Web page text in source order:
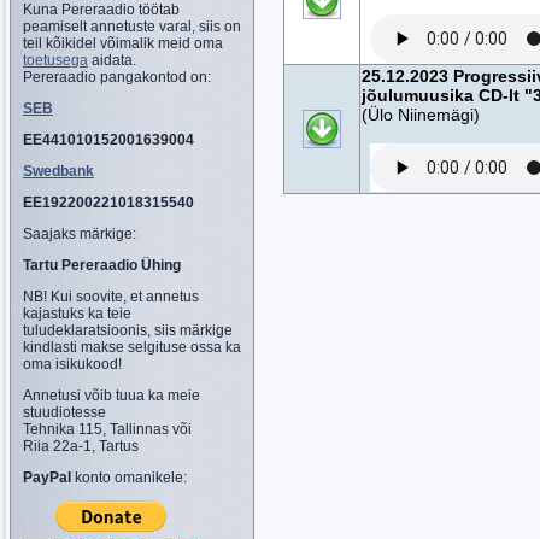
Kuna Pereraadio töötab
peamiselt annetuste varal, siis on
teil kõikidel võimalik meid oma
toetusega aidata.
Pereraadio pangakontod on:
SEB
EE441010152001639004
Swedbank
EE192200221018315540
Saajaks märkige:
Tartu Pereraadio Ühing
NB! Kui soovite, et annetus
kajastuks ka teie
tuludeklaratsioonis, siis märkige
kindlasti makse selgituse ossa ka
oma isikukood!
Annetusi võib tuua ka meie
stuudiotesse
Tehnika 115, Tallinnas või
Riia 22a-1, Tartus
PayPal konto omanikele:
25.12.2023
jõulumuusika CD-lt
(Ülo Niinemägi)